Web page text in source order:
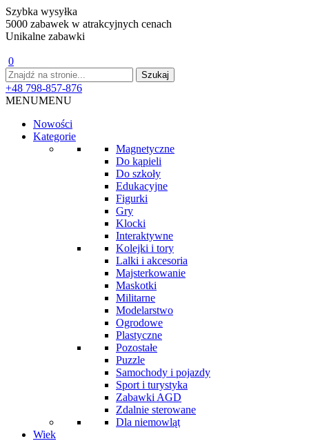
Szybka wysyłka
5000 zabawek w atrakcyjnych cenach
Unikalne zabawki
0
+48 798-857-876
MENUMENU
Nowości
Kategorie
Magnetyczne
Do kąpieli
Do szkoły
Edukacyjne
Figurki
Gry
Klocki
Interaktywne
Kolejki i tory
Lalki i akcesoria
Majsterkowanie
Maskotki
Militarne
Modelarstwo
Ogrodowe
Plastyczne
Pozostałe
Puzzle
Samochody i pojazdy
Sport i turystyka
Zabawki AGD
Zdalnie sterowane
Dla niemowląt
Wiek